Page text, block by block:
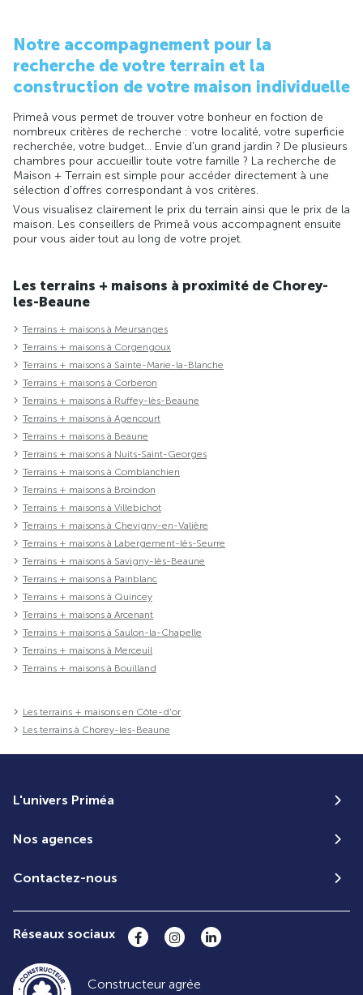
Notre accompagnement pour la
recherche de votre terrain et la
construction de votre maison individuelle
Primeâ vous permet de trouver votre bonheur en foction de
nombreux critères de recherche : votre localité, votre superficie
recherchée, votre budget... Envie d'un grand jardin ? De plusieurs
chambres pour accueillir toute votre famille ? La recherche de
Maison + Terrain est simple pour accéder directement à une
sélection d'offres correspondant à vos critères.
Vous visualisez clairement le prix du terrain ainsi que le prix de la
maison. Les conseillers de Primeâ vous accompagnent ensuite
pour vous aider tout au long de votre projet.
Les terrains + maisons à proximité de Chorey-
les-Beaune
Terrains + maisons à Meursanges
Terrains + maisons à Corgengoux
Terrains + maisons à Sainte-Marie-la-Blanche
Terrains + maisons à Corberon
Terrains + maisons à Ruffey-lès-Beaune
Terrains + maisons à Agencourt
Terrains + maisons à Beaune
Terrains + maisons à Nuits-Saint-Georges
Terrains + maisons à Comblanchien
Terrains + maisons à Broindon
Terrains + maisons à Villebichot
Terrains + maisons à Chevigny-en-Valière
Terrains + maisons à Labergement-lès-Seurre
Terrains + maisons à Savigny-lès-Beaune
Terrains + maisons à Painblanc
Terrains + maisons à Quincey
Terrains + maisons à Arcenant
Terrains + maisons à Saulon-la-Chapelle
Terrains + maisons à Merceuil
Terrains + maisons à Bouilland
Les terrains + maisons en Côte-d'or
Les terrains à Chorey-les-Beaune
L'univers Priméa
Nos agences
Contactez-nous
Réseaux sociaux
Constructeur agrée